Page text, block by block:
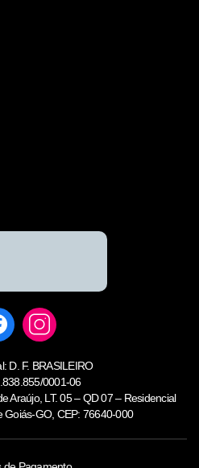
D. F. BRASILEIRO
0001-06
Araújo, LT. 05 – QD 07 – Residencial
Goiás-GO, CEP: 76640-000